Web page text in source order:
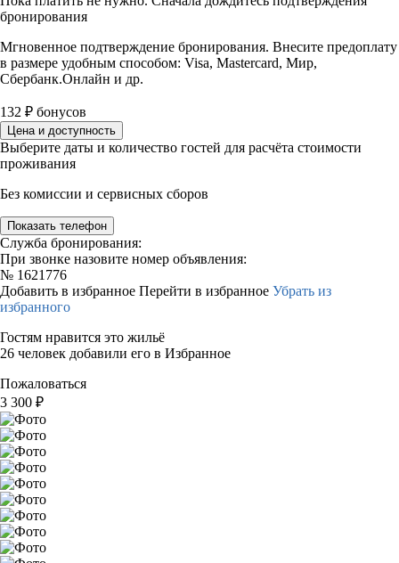
бронирования
Мгновенное подтверждение бронирования. Внесите предоплату
в размере удобным способом: Visa, Mastercard, Мир,
Сбербанк.Онлайн и др.
132 ₽ бонусов
Цена и доступность
Выберите даты и количество гостей для расчёта стоимости
проживания
Без комиссии и сервисных сборов
Показать телефон
Служба бронирования:
При звонке назовите номер объявления:
№ 1621776
Добавить в избранное Перейти в избранное Убрать из
избранного
Гостям нравится это жильё
26 человек добавили его в Избранное
Пожаловаться
3 300 ₽